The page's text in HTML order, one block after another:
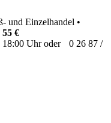
und Einzelhandel •
€
18:00 Uhr oder
0 26 87 /